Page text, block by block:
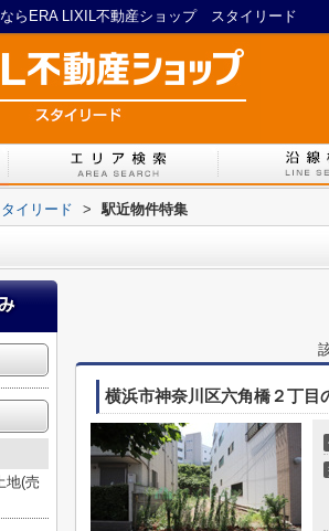
らERA LIXIL不動産ショップ スタイリード
イリード > 駅近物件特集
横浜市神奈川区六角橋２丁目
地(売